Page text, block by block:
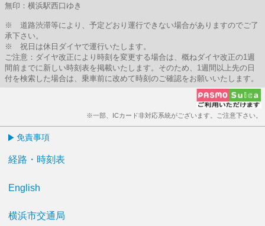
無印：横浜駅西口ゆき
※ 道路渋滞等により、予定どおり運行できない場合がありますのでご了
承下さい。
※ 祝日は休日ダイヤで運行いたします。
ご注意：ダイヤ改正により時刻を変更する場合は、概ねダイヤ改正の1週
間前までに新しい時刻表を掲載いたします。そのため、1週間以上先の日
付を検索した場合は、乗車前に改めて時刻のご確認をお願いいたします。
※一部、ICカード非対応系統がございます。ご注意下さい。
免責事項
経路・時刻表
English
横浜市交通局